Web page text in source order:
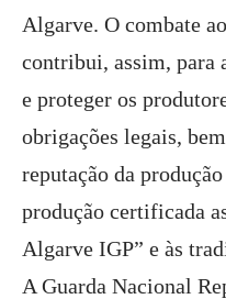
Algarve. O combate
contribui, assim, para
e proteger os
obrigações legais,
reputação da
produção certificada
Algarve IGP” e às
A Guarda Nacional